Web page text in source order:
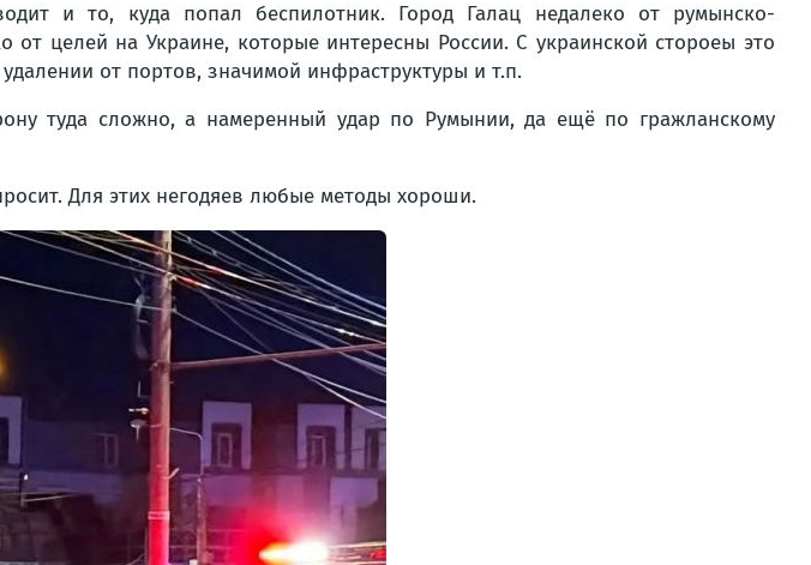
и то, куда попал беспилотник. Город Галац недалеко от румынско-
от целей на Украине, которые интересны России. С украинской стороеы это
от портов, значимой инфраструктуры и т.п.
туда сложно, а намеренный удар по Румынии, да ещё по гражланскому
Для этих негодяев любые методы хороши.